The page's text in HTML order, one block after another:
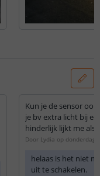
Kun je de sensor
je bv extra licht bij
hinderlijk lijkt me als
Door Lydia op donderdag
helaas is het niet
uit te schakelen.